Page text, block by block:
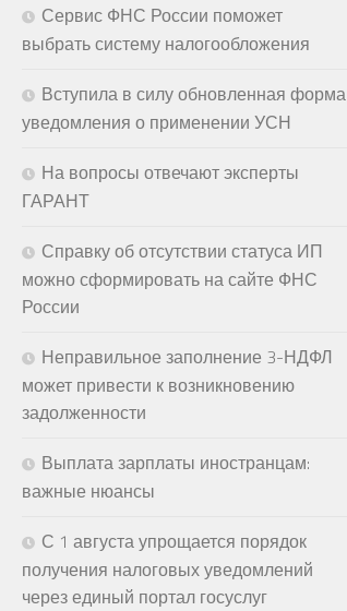
Сервис ФНС России поможет
выбрать систему налогообложения
Вступила в силу обновленная форма
уведомления о применении УСН
На вопросы отвечают эксперты
ГАРАНТ
Справку об отсутствии статуса ИП
можно сформировать на сайте ФНС
России
Неправильное заполнение 3-НДФЛ
может привести к возникновению
задолженности
Выплата зарплаты иностранцам:
важные нюансы
С 1 августа упрощается порядок
получения налоговых уведомлений
через единый портал госуслуг